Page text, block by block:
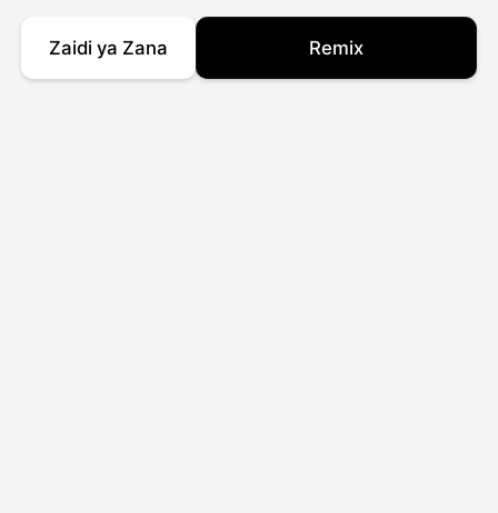
Zaidi ya Zana Remix